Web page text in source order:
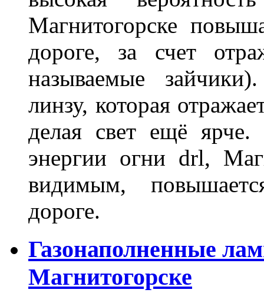
Магнитогорске
дороге, за счет
называемые
линзу, которая
делая свет ещё
энергии огни drl,
видимым,
дороге.
Газонаполненные
Магнитогорске